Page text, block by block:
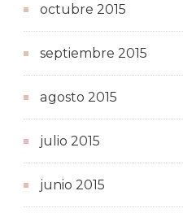
octubre 2015
septiembre 2015
agosto 2015
julio 2015
junio 2015